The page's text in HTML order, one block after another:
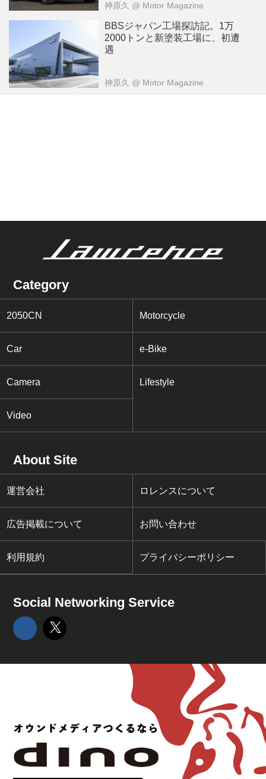
神原久 @ Motor Magazine
BBSジャパン工場探訪記。1万
2000トンと新塗装工場に、初遭
遇
神原久 @ Motor Magazine
Category
2050CN Motorcycle
Car e-Bike
Camera Lifestyle
Video
About Site
運営会社 ロレンスについて
広告掲載について お問い合わせ
利用規約 プライバシーポリシー
Social Networking Service